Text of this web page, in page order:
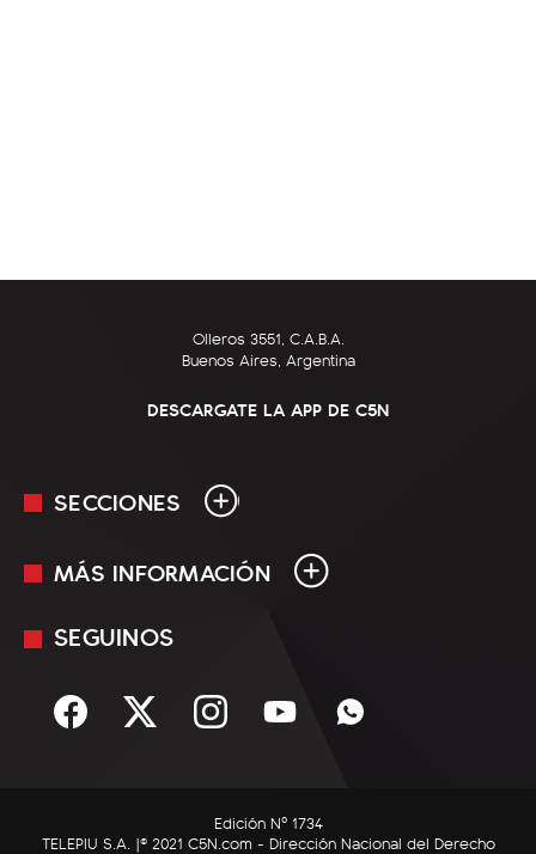
Olleros 3551, C.A.B.A.
Buenos Aires, Argentina
DESCARGATE LA APP DE C5N
SECCIONES
En Vivo
Sociedad
C5N Autos
MÁS INFORMACIÓN
Mediakit
Términos y condiciones
SEGUINOS
Edición Nº 1734
TELEPIU S.A. |© 2021 C5N.com - Dirección Nacional del Derecho